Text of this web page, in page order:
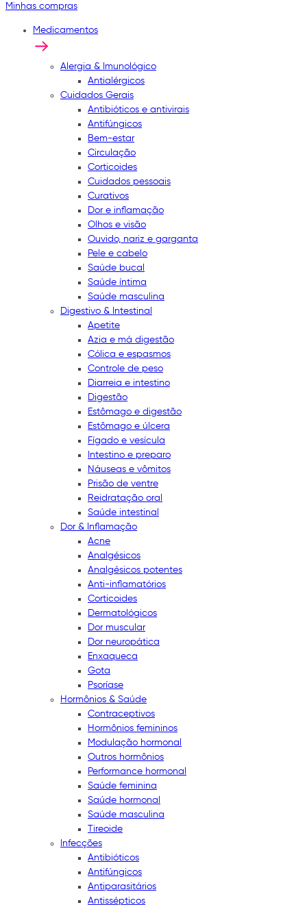
Minhas compras
Medicamentos
Alergia & Imunológico
Antialérgicos
Cuidados Gerais
Antibióticos e antivirais
Antifúngicos
Bem-estar
Circulação
Corticoides
Cuidados pessoais
Curativos
Dor e inflamação
Olhos e visão
Ouvido, nariz e garganta
Pele e cabelo
Saúde bucal
Saúde íntima
Saúde masculina
Digestivo & Intestinal
Apetite
Azia e má digestão
Cólica e espasmos
Controle de peso
Diarreia e intestino
Digestão
Estômago e digestão
Estômago e úlcera
Fígado e vesícula
Intestino e preparo
Náuseas e vômitos
Prisão de ventre
Reidratação oral
Saúde intestinal
Dor & Inflamação
Acne
Analgésicos
Analgésicos potentes
Anti-inflamatórios
Corticoides
Dermatológicos
Dor muscular
Dor neuropática
Enxaqueca
Gota
Psoríase
Hormônios & Saúde
Contraceptivos
Hormônios femininos
Modulação hormonal
Outros hormônios
Performance hormonal
Saúde feminina
Saúde hormonal
Saúde masculina
Tireoide
Infecções
Antibióticos
Antifúngicos
Antiparasitários
Antissépticos